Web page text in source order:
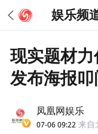
娱乐频
现实题材力
发布海报
凤凰网娱乐
07-06 09:22 来自